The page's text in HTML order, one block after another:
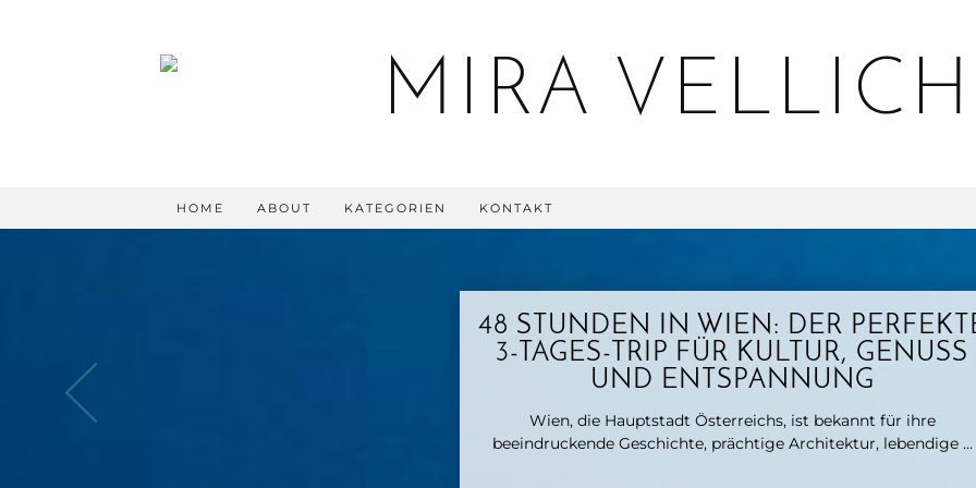
HOME ABOUT KATEGORIEN KONTAKT
48 STUNDEN IN WIEN: DER
3-TAGES-TRIP FÜR KULTUR, GENUSS
UND ENTSPANNUNG
Wien, die Hauptstadt Österreichs, ist bekannt für ihre
beeindruckende Geschichte, prächtige Architektur, lebendige …